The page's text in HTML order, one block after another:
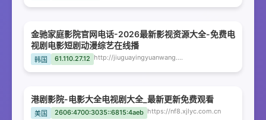
金驰家庭影院官网电话-2026最新影视资源大全-免费电
视剧电影短剧动漫综艺在线播
韩国 61.110.27.12 http://jiuguayingyuanwang.mlswk.com
港剧影院-电影大全电视剧大全_最新更新免费观看
美国 2606:4700:3035::6815:4aeb https://nf8.xjlyc.com.cn